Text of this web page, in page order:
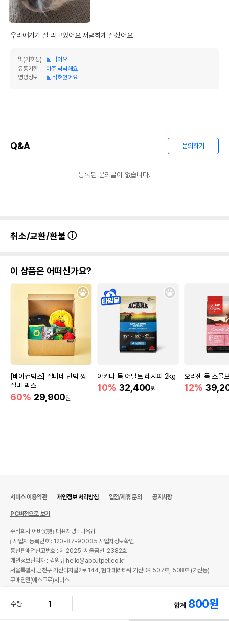
우리애기가 잘 먹고있어요 저렴하게 잘샀어요
맛(기호성)
잘 먹어요
유통기한
아주 넉넉해요
영양정보
잘 적혀있어요
Q&A 문의하기
등록된 문의글이 없습니다.
취소/교환/환불
이 상품은 어떠신가요?
[베이컨박스] 절미네 민박 짱
절미 박스
60% 29,900원
아카나 독 어덜트 레시피 2kg
10% 32,400원
오리젠 독 스몰
12%
수량 합계 800원
서비스 이용약관 개인정보 처리방침 입점/제휴 문의 공지사항
PC버전으로 보기
주식회사 어바웃펫
대표자명 : 나옥귀
사업자 등록번호 : 120-87-90035사업자정보확인
통신판매업신고번호 : 제 2025-서울금천-2382호
개인정보관리자 : 김원규 hello@aboutpet.co.kr
서울특별시 금천구 가산디지털2로 144, 현대테라타워 가산DK 507호, 508호 (가산동)
구매안전(에스크로)서비스